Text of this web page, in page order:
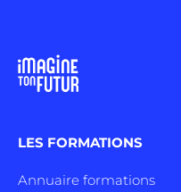
LES FORMATIONS
Annuaire formations